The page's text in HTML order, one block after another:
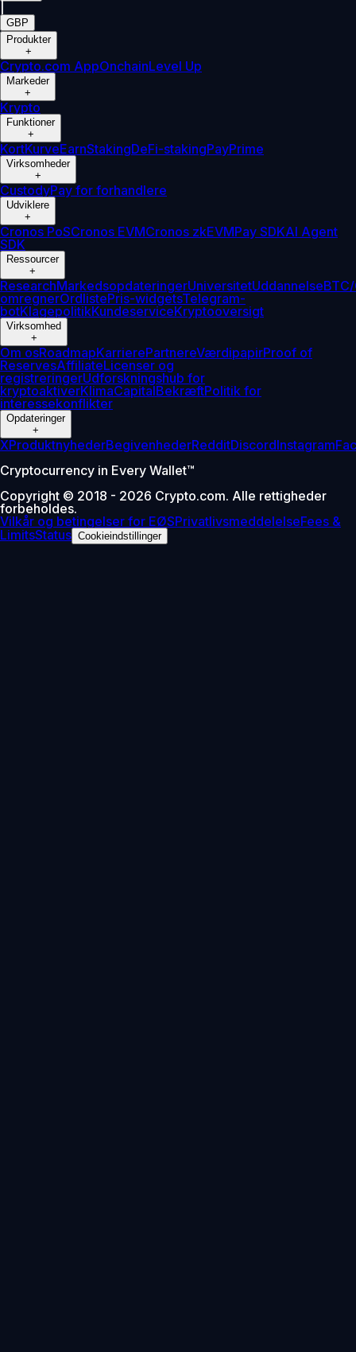
GBP
Produkter
+
Crypto.com AppOnchainLevel Up
Markeder
+
Krypto
Funktioner
+
KortKurveEarnStakingDeFi-stakingPayPrime
Virksomheder
+
CustodyPay for forhandlere
Udviklere
+
Cronos PoSCronos EVMCronos zkEVMPay SDKAI Agent
SDK
Ressourcer
+
ResearchMarkedsopdateringerUniversitetUddannelse
omregnerOrdlistePris-widgetsTelegram-
botKlagepolitikKundeserviceKryptooversigt
Virksomhed
+
Om osRoadmapKarrierePartnereVærdipapirProof of
ReservesAffiliateLicenser og
registreringerUdforskningshub for
kryptoaktiverKlimaCapitalBekræftPolitik for
interessekonflikter
Opdateringer
+
XProduktnyhederBegivenhederRedditDiscordInstagram
Cryptocurrency in Every Wallet™
Copyright © 2018 - 2026 Crypto.com. Alle rettigheder
forbeholdes.
Vilkår og betingelser for EØSPrivatlivsmeddelelseFees &
LimitsStatus Cookieindstillinger